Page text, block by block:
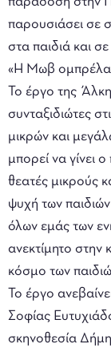
παρουσιάσει
στα παιδιά και
«Η Μωβ
Το έργο της
συνταξιδιώτες
μικρών και
μπορεί να γίνει
θεατές μικρούς
ψυχή των
όλων εμάς των
ανεκτίμητο στην
κόσμο των
Το έργο
Σοφίας
σκηνοθεσία